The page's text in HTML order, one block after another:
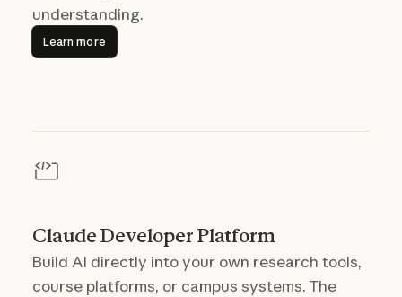
understanding.
Learn more
Learn more
Claude Developer Platform
Build AI directly into your own research tools,
course platforms, or campus systems. The